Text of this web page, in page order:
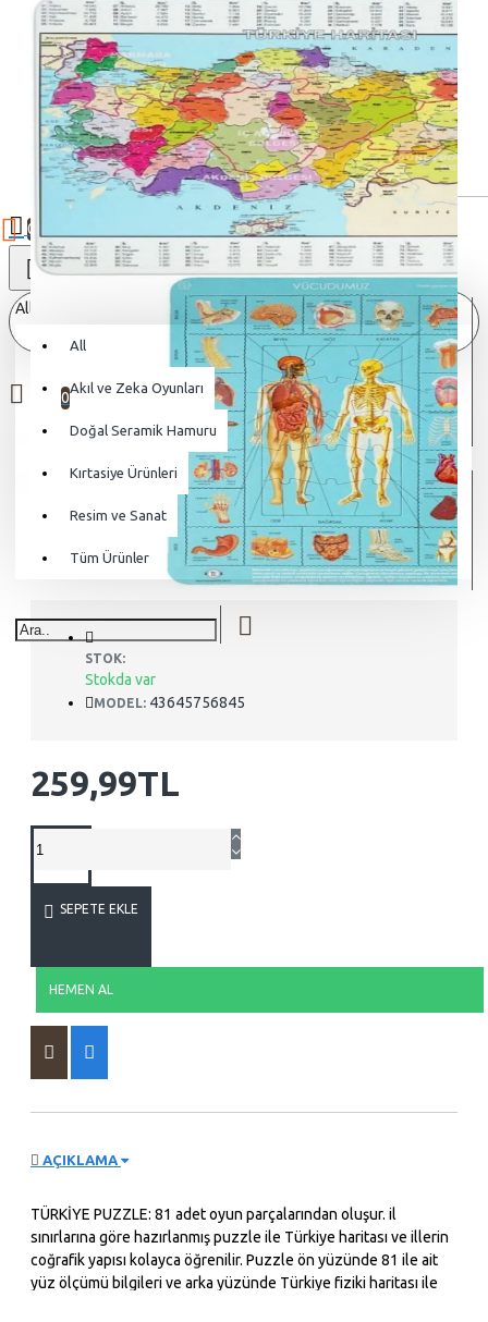
0
All
All
Akıl ve Zeka Oyunları
Doğal Seramik Hamuru
Kırtasiye Ürünleri
Resim ve Sanat
Tüm Ürünler
0 ürün - 0,00TL
0
Alışveriş sepetiniz boş!
STOK:
Stokda var
MODEL: 43645756845
259,99TL
SEPETE EKLE
HEMEN AL
AÇIKLAMA
TÜRKİYE PUZZLE: 81 adet oyun parçalarından oluşur. il
sınırlarına göre hazırlanmış puzzle ile Türkiye haritası ve illerin
coğrafik yapısı kolayca öğrenilir. Puzzle ön yüzünde 81 ile ait
yüz ölçümü bilgileri ve arka yüzünde Türkiye fiziki haritası ile